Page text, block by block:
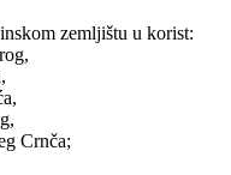
zemljištu u korist:
Crnča;